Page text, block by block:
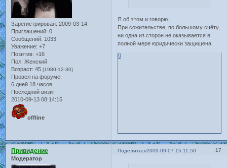
Зарегистрирован: 2009-03-14
Приглашений: 0
Сообщений: 1033
Уважение: +7
Позитив: +16
Пол: Женский
Возраст: 45 [1980-12-30]
Провел на форуме:
6 дней 18 часов
Последний визит:
2010-09-13 08:14:15
offline
Я об этом и говорю.
При сожительстве, по большому счёту,
ни одна из сторон не оказывается в
полной мере юридически защищена.
0
Поделиться 17
2009-09-07 15:11:50
Привидение
Модератор